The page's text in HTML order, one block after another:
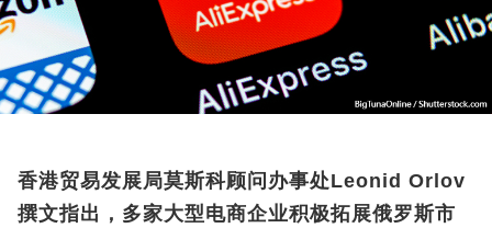
香港贸易发展局莫斯科顾问办事处Leonid Orlov
撰文指出，多家大型电商企业积极拓展俄罗斯市